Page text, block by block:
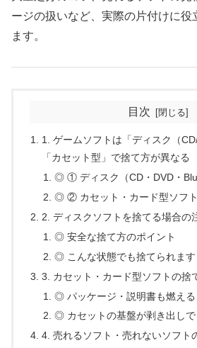
ージの扱いなど、実際の片付けに役
ます。
目次
1. ゲームソフトは「ディスク（
「カセット型」で捨て方が異なる
◎ ① ディスク（CD・DVD・
◎ ② カセット・カード型ソフト
2. ディスクソフトを捨てる場合の
◎ 安全な捨て方のポイント
◎ こんな状態でも捨てられます
3. カセット・カード型ソフトの捨
◎ パッケージ・説明書も燃える
◎ カセットの基盤が剥き出しで
4. 売れるソフト・売れないソフト